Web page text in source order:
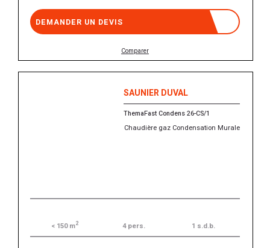
DEMANDER UN DEVIS
Comparer
SAUNIER DUVAL
ThemaFast Condens 26-CS/1
Chaudière gaz Condensation Murale
< 150 m2 4 pers. 1 s.d.b.